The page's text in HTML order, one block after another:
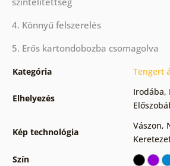
4. Könnyű felszerelés
5. Erős kartondobozba csomagolva
Kategória Tengert
Elhelyezés
Irodába,
Kép technológia
Vászon,
Szín